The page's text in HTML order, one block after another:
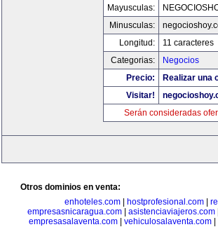
Mayusculas:
Minusculas:
Longitud:
11 caracteres
Categorias:
Negocios
Precio:
Realizar una
Visitar!
Serán consideradas
Otros dominios en venta:
enhoteles.com
hostprofesional.com
empresasnicaragua.com| asistenciaviajeros.com|
empresasalaventa.com| vehiculosalaventa.com|